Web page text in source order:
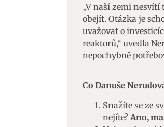
„V naší zemi
obejít. Otázka je
uvažovat o
reaktorů,“ uvedla
nepochybně
Co Danuše
Snažíte se ze
nejíte?Ano,